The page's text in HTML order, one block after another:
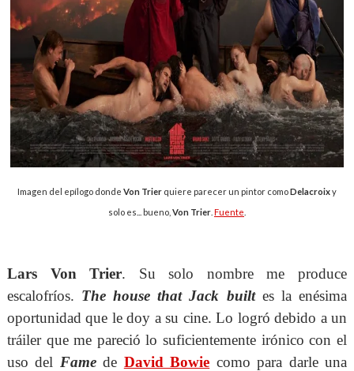
Imagen del epílogo donde Von Trier quiere parecer un pintor comoDelacroixy
solo es... bueno, Von Trier. Fuente
Lars Von Trier. Su solo nombre me produce
escalofríos. The house that Jack builtes la enésima
oportunidad que le doy a su cine. Lo logró debido a un
tráiler que me pareció lo suficientemente irónico con el
uso del Famede David Bowie como para darle una